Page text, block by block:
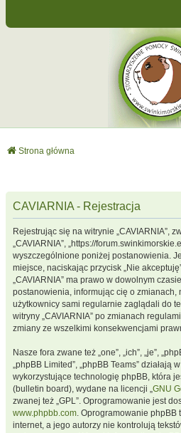
Strona główna
CAVIARNIA - Rejestracja
Rejestrując się na witrynie „CAVIARNIA”,
„CAVIARNIA”, „https://
wyszczególnione poniżej postanowienia.
miejsce, naciskając przycisk „Nie
„CAVIARNIA” ma prawo w dowolnym
postanowienia, informując cię o zmianach,
użytkownicy sami regularnie zaglądali do
witryny „CAVIARNIA” po zmianach
zmiany ze wszelkimi konsekwencjami
Nasze fora zwane też „one”, „ich”, „je”,
„phpBB Limited”, „phpBB Teams” działają
wykorzystujące technologię phpBB, która
(bulletin board), wydane na licencji „GNU
zwanej też „GPL”. Oprogramowanie jest
www.phpbb.com. Oprogramowanie phpBB
internet, a jego autorzy nie kontrolują